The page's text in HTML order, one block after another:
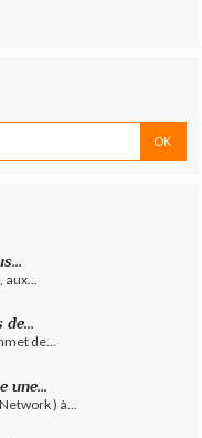
de...
une...
) à...